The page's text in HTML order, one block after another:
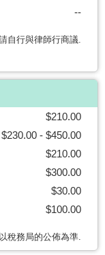
--
自行與律師行商議.
$210.00
$230.00 - $450.00
$210.00
$300.00
$30.00
$100.00
稅務局的公佈為準.